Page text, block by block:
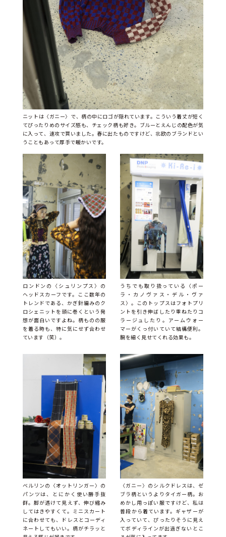
ニットは〈ガニー〉で、柄の中にロゴが隠れています。こういう着丈が短く
てぴったりめのサイズ感も、チェック柄も好き。ブルーとえんじの配色が気
に入って、速攻で買いました。春に出たものですけど、北欧のブランドとい
うこともあって厚手で暖かいです。
ロンドンの〈シュリンプス〉の
ヘッドスカーフです。ここ数年の
トレンドである、かぎ針編みのク
ロシェニットを頭に巻くという発
想が面白いですよね。柄ものの服
を着る時も、特に気にせず合わせ
ています（笑）。
うちでも取り扱っている〈ポー
ラ・カノヴァス・デル・ヴァ
ス〉。このトップスはフォトプリ
ントを引き伸ばしたり重ねたりコ
ラージュしたり。アームウォー
マーがくっ付いていて結構便利。
腕を細く見せてくれる効果も。
ベルリンの〈オットリンガー〉の
パンツは、とにかく使い勝手抜
群。脚が透けて見えず、伸び縮み
してはきやすくて。ミニスカート
に合わせても、ドレスとコーディ
ネートしてもいい。柄がチラッと
〈ガニー〉のシルクドレスは、ゼ
ブラ柄というよりタイガー柄。お
めかし用っぽい服ですけど、私は
普段から着ています。ギャザーが
入っていて、ぴったりそうに見え
てボディラインが出過ぎないとこ